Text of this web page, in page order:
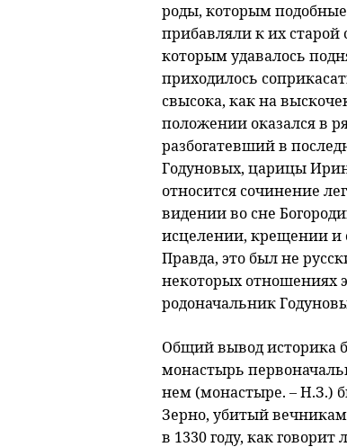
роды, которым
прибавляли к их старой
которым удавалось
приходилось
свысока, как на
положении оказался в
разбогатевший в
Годуновых, царицы
относится сочинение
видении во сне
исцелении, крещении и
Правда, это был не
некоторых отношениях
родоначальник
Общий вывод историка
монастырь
нем (монастыре. – Н.З.)
Зерно, убитый
в 1330 году, как